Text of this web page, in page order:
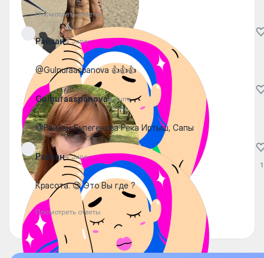
Посмотреть ответы
Райхан4 June
@Gulnuraaspanova 👍👍👍
Gulnuraaspanova4 June
@Райхан Булегенова Река Иртыш, Сапы
Райхан4 June
Красота. 😍 Это Вы где ?
Посмотреть ответы
1